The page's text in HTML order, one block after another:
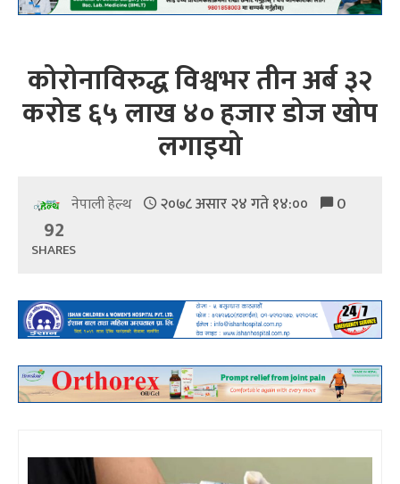
कोरोनाविरुद्ध विश्वभर तीन अर्ब ३२
करोड ६५ लाख ४० हजार डोज खोप
लगाइयो
नेपाली हेल्थ २०७८ असार २४ गते १४:०० 0
92
SHARES